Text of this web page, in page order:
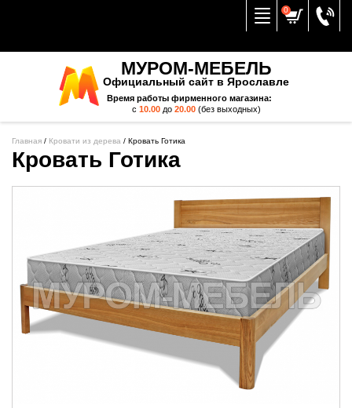
0
МУРОМ-МЕБЕЛЬ
Официальный сайт в Ярославле
Время работы фирменного магазина:
с 10.00до 20.00(без выходных)
Главная / Кровати из дерева / Кровать Готика
Кровать Готика